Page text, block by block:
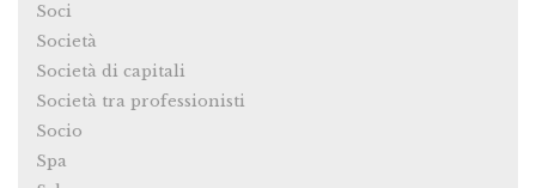
Soci
Società
Società di capitali
Società tra professionisti
Socio
Spa